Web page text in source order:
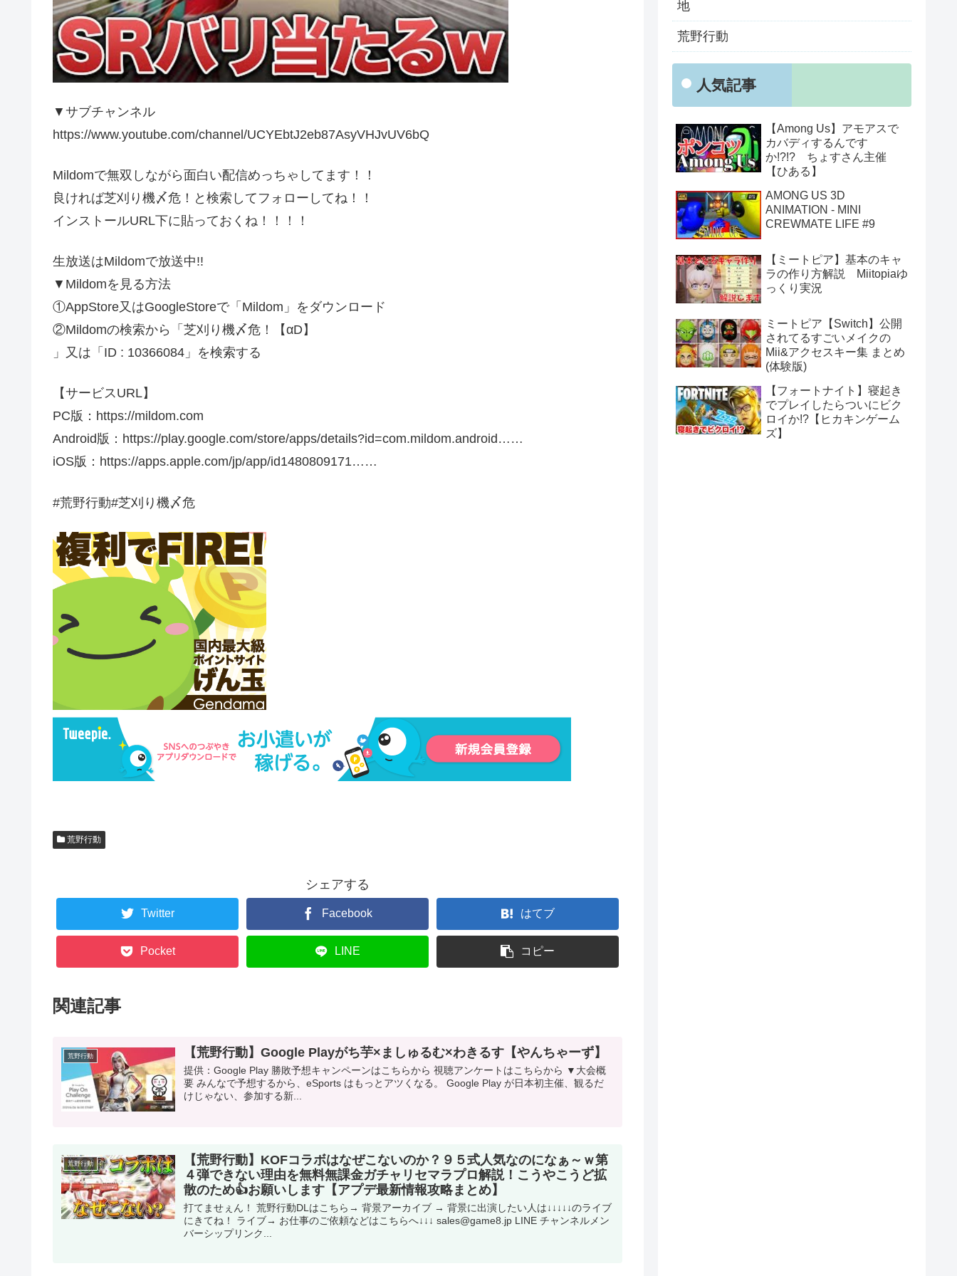
▼サブチャンネル
https://www.youtube.com/channel/UCYEbtJ2eb87AsyVHJvUV6bQ
Mildomで無双しながら面白い配信めっちゃしてます！！
良ければ芝刈り機〆危！と検索してフォローしてね！！
インストールURL下に貼っておくね！！！！
生放送はMildomで放送中!!
▼Mildomを見る方法
①AppStore又はGoogleStoreで「Mildom」をダウンロード
②Mildomの検索から「芝刈り機〆危！【αD】
」又は「ID : 10366084」を検索する
【サービスURL】
PC版：https://mildom.com
Android版：https://play.google.com/store/apps/details?id=com.mildom.android……
iOS版：https://apps.apple.com/jp/app/id1480809171……
#荒野行動#芝刈り機〆危
荒野行動
シェアする
Twitter Facebook はてブ
Pocket LINE コピー
関連記事
荒野行動 【荒野行動】Google Playがち芋×ましゅるむ×わきるす【やんちゃーず】
提供：Google Play 勝敗予想キャンペーンはこちらから 視聴アンケートはこちらから ▼大会概
要 みんなで予想するから、eSports はもっとアツくなる。 Google Play が日本初主催、観るだ
けじゃない、参加する新...
荒野行動
【荒野行動】KOFコラボはなぜこないのか？９５式人気なのになぁ～ｗ第
４弾できない理由を無料無課金ガチャリセマラプロ解説！こうやこうど拡
散のため👍お願いします【アプデ最新情報攻略まとめ】
打てませぇん！ 荒野行動DLはこちら→ 背景アーカイブ → 背景に出演したい人は↓↓↓↓↓のライブ
にきてね！ ライブ→ お仕事のご依頼などはこちらへ↓↓↓ sales@game8.jp LINE チャンネルメン
バーシップリンク...
地
荒野行動
人気記事
【Among Us】アモアスで
カバディするんです
か!?!? ちょすさん主催
【ひある】
AMONG US 3D
ANIMATION - MINI
CREWMATE LIFE #9
【ミートピア】基本のキャ
ラの作り方解説 Miitopiaゆ
っくり実況
ミートピア【Switch】公開
されてるすごいメイクの
Mii&アクセスキー集 まとめ
(体験版)
【フォートナイト】寝起き
でプレイしたらついにビク
ロイか!?【ヒカキンゲーム
ズ】